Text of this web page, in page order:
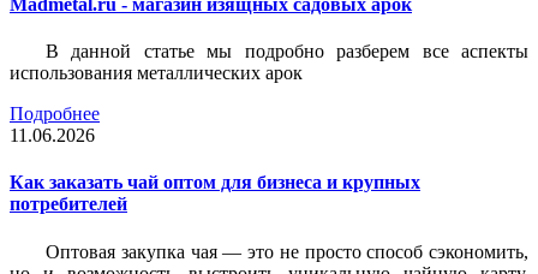
В данной статье мы подробно разберем все аспекты
использования металлических арок
Подробнее
11.06.2026
Как заказать чай оптом для бизнеса и крупных
потребителей
Оптовая закупка чая — это не просто способ сэкономить,